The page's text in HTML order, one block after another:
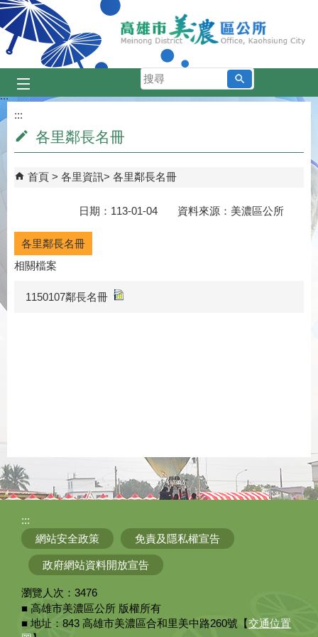
跳到主要內容區塊
搜
尋
:::
:::
各里鄰長名冊
首頁 各里資訊 各里鄰長名冊
日期：113-01-04 資料來源：美濃區公所
各里鄰長名冊
相關檔案
1150107鄰長名冊
:::
網站安全政策
免責及隱私權宣告
政府網站資料開放宣告
瀏覽人次： 3476
■ 高雄市美濃區公所 版權所有
■ 地址：843 高雄市美濃區合和里美中路260號【交通位置